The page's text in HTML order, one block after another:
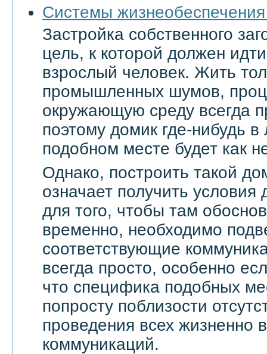
Системы
Застройка собственного
цель, к которой должен
взрослый человек. Жить
промышленных шумов,
окружающую среду всегда
поэтому домик где-нибудь
подобном месте будет как
Однако, построить такой
означает получить
для того, чтобы там
временно, необходимо
соответствующие
всегда просто, особенно
что специфика подобных
попросту поблизости
проведения всех жизненно
коммуникаций.